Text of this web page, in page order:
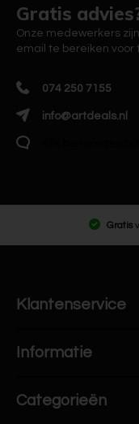
Gratis
Onze medewerkers
email te bereiken voor
074 250 7155
info@artdeals.nl
Gratis
Klantenservice
Informatie
Categorieën